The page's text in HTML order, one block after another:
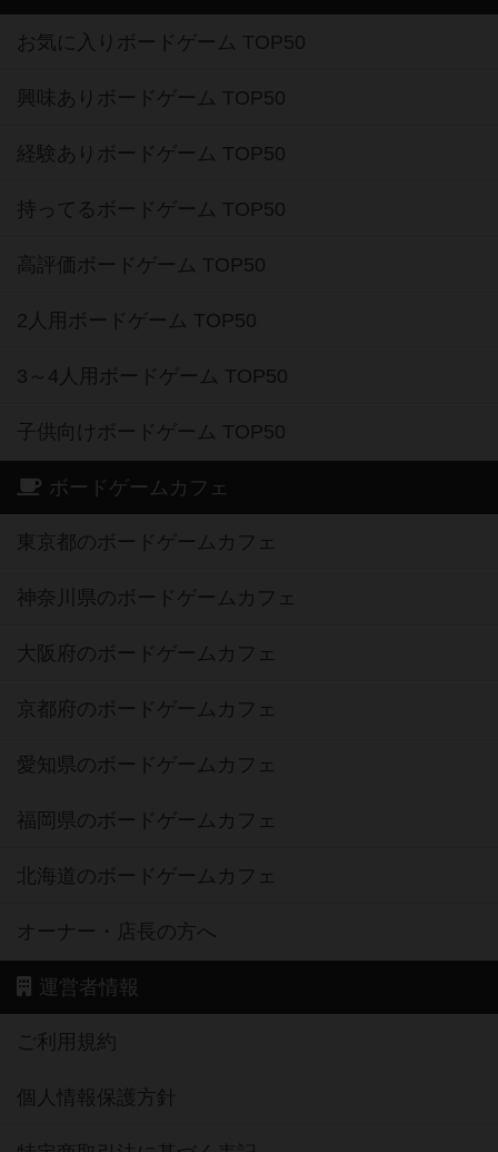
お気に入りボードゲーム TOP50
興味ありボードゲーム TOP50
経験ありボードゲーム TOP50
持ってるボードゲーム TOP50
高評価ボードゲーム TOP50
2人用ボードゲーム TOP50
3～4人用ボードゲーム TOP50
子供向けボードゲーム TOP50
ボードゲームカフェ
東京都のボードゲームカフェ
神奈川県のボードゲームカフェ
大阪府のボードゲームカフェ
京都府のボードゲームカフェ
愛知県のボードゲームカフェ
福岡県のボードゲームカフェ
北海道のボードゲームカフェ
オーナー・店長の方へ
運営者情報
ご利用規約
個人情報保護方針